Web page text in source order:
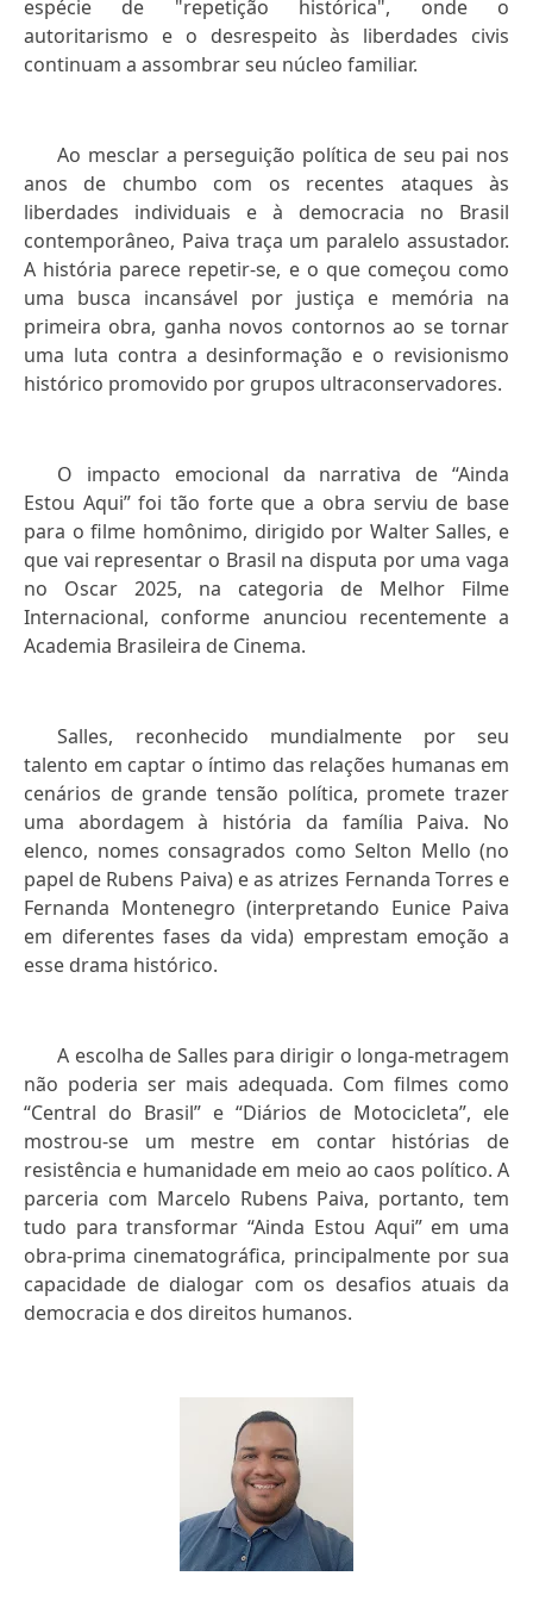
espécie de "repetição histórica", onde o
autoritarismo e o desrespeito às liberdades civis
continuam a assombrar seu núcleo familiar.
Ao mesclar a perseguição política de seu pai nos
anos de chumbo com os recentes ataques às
liberdades individuais e à democracia no Brasil
contemporâneo, Paiva traça um paralelo assustador.
A história parece repetir-se, e o que começou como
uma busca incansável por justiça e memória na
primeira obra, ganha novos contornos ao se tornar
uma luta contra a desinformação e o revisionismo
histórico promovido por grupos ultraconservadores.
O impacto emocional da narrativa de “Ainda
Estou Aqui” foi tão forte que a obra serviu de base
para o filme homônimo, dirigido por Walter Salles, e
que vai representar o Brasil na disputa por uma vaga
no Oscar 2025, na categoria de Melhor Filme
Internacional, conforme anunciou recentemente a
Academia Brasileira de Cinema.
Salles, reconhecido mundialmente por seu
talento em captar o íntimo das relações humanas em
cenários de grande tensão política, promete trazer
uma abordagem à história da família Paiva. No
elenco, nomes consagrados como Selton Mello (no
papel de Rubens Paiva) e as atrizes Fernanda Torres e
Fernanda Montenegro (interpretando Eunice Paiva
em diferentes fases da vida) emprestam emoção a
esse drama histórico.
A escolha de Salles para dirigir o longa-metragem
não poderia ser mais adequada. Com filmes como
“Central do Brasil” e “Diários de Motocicleta”, ele
mostrou-se um mestre em contar histórias de
resistência e humanidade em meio ao caos político. A
parceria com Marcelo Rubens Paiva, portanto, tem
tudo para transformar “Ainda Estou Aqui” em uma
obra-prima cinematográfica, principalmente por sua
capacidade de dialogar com os desafios atuais da
democracia e dos direitos humanos.